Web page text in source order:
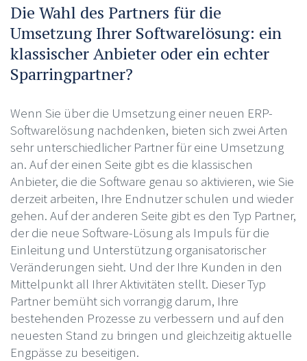
Die Wahl des Partners für die
Umsetzung Ihrer Softwarelösung: ein
klassischer Anbieter oder ein echter
Sparringpartner?
Wenn Sie über die Umsetzung einer neuen ERP-
Softwarelösung nachdenken, bieten sich zwei Arten
sehr unterschiedlicher Partner für eine Umsetzung
an. Auf der einen Seite gibt es die klassischen
Anbieter, die die Software genau so aktivieren, wie Sie
derzeit arbeiten, Ihre Endnutzer schulen und wieder
gehen. Auf der anderen Seite gibt es den Typ Partner,
der die neue Software-Lösung als Impuls für die
Einleitung und Unterstützung organisatorischer
Veränderungen sieht. Und der Ihre Kunden in den
Mittelpunkt all Ihrer Aktivitäten stellt. Dieser Typ
Partner bemüht sich vorrangig darum, Ihre
bestehenden Prozesse zu verbessern und auf den
neuesten Stand zu bringen und gleichzeitig aktuelle
Engpässe zu beseitigen.